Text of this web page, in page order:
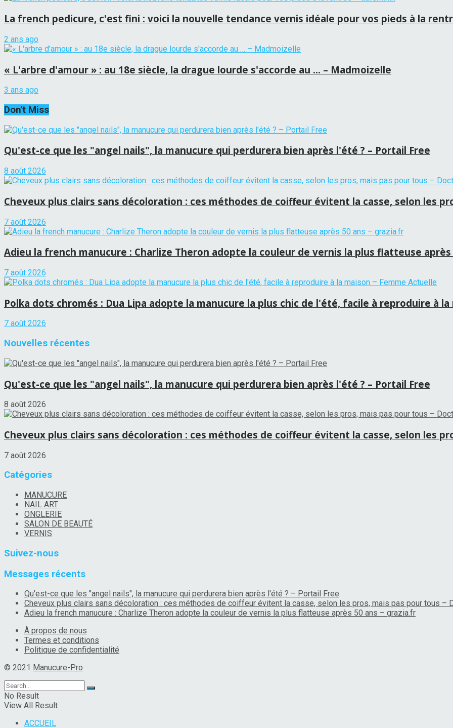
La french pedicure, c'est fini : voici la nouvelle tendance vernis idéale pour vos pieds à la
2 ans ago
« L'arbre d'amour » : au 18e siècle, la drague lourde s'accorde au … – Madmoizelle
3 ans ago
Don't Miss
Qu'est-ce que les "angel nails", la manucure qui perdurera bien après l'été ? – Portail Free
8 août 2026
Cheveux plus clairs sans décoloration : ces méthodes de coiffeur évitent la casse, selon les
7 août 2026
Adieu la french manucure : Charlize Theron adopte la couleur de vernis la plus flatteuse après
7 août 2026
Polka dots chromés : Dua Lipa adopte la manucure la plus chic de l'été, facile à reproduire à
7 août 2026
Nouvelles récentes
Qu'est-ce que les "angel nails", la manucure qui perdurera bien après l'été ? – Portail Free
8 août 2026
Cheveux plus clairs sans décoloration : ces méthodes de coiffeur évitent la casse, selon les
7 août 2026
Catégories
MANUCURE
NAIL ART
ONGLERIE
SALON DE BEAUTÉ
VERNIS
Suivez-nous
Messages récents
Qu'est-ce que les "angel nails", la manucure qui perdurera bien après l'été ? – Portail Free
Cheveux plus clairs sans décoloration : ces méthodes de coiffeur évitent la casse, selon les pros, mais pas pour tous –
Adieu la french manucure : Charlize Theron adopte la couleur de vernis la plus flatteuse après 50 ans – grazia.fr
À propos de nous
Termes et conditions
Politique de confidentialité
© 2021 Manucure-Pro
No Result
View All Result
ACCUEIL